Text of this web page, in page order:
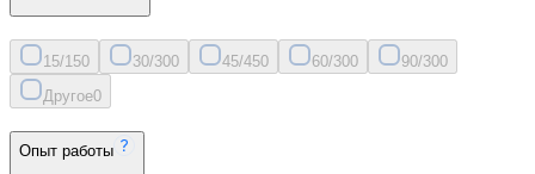
15/150 30/300 45/450 60/300 90/300
Другое0
Опыт работы